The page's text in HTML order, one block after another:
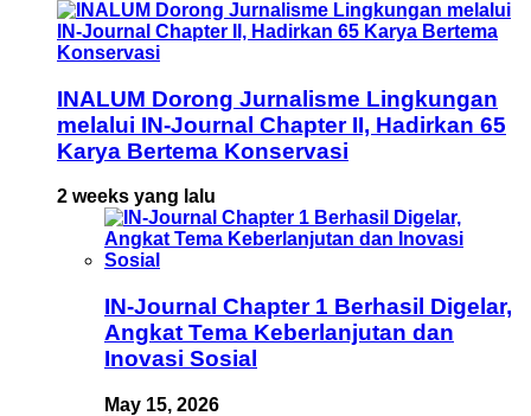
INALUM Dorong Jurnalisme Lingkungan
melalui IN-Journal Chapter II, Hadirkan 65
Karya Bertema Konservasi
2 weeks yang lalu
IN-Journal Chapter 1 Berhasil Digelar,
Angkat Tema Keberlanjutan dan
Inovasi Sosial
May 15, 2026